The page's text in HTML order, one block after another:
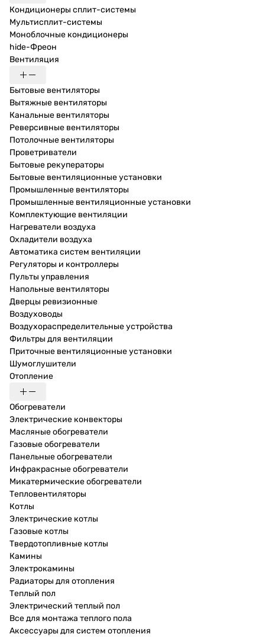
Кондиционеры сплит-системы
Мультисплит-системы
Моноблочные кондиционеры
hide-Фреон
Вентиляция
Бытовые вентиляторы
Вытяжные вентиляторы
Канальные вентиляторы
Реверсивные вентиляторы
Потолочные вентиляторы
Проветриватели
Бытовые рекуператоры
Бытовые вентиляционные установки
Промышленные вентиляторы
Промышленные вентиляционные установки
Комплектующие вентиляции
Нагреватели воздуха
Охладители воздуха
Автоматика систем вентиляции
Регуляторы и контроллеры
Пульты управления
Напольные вентиляторы
Дверцы ревизионные
Воздуховоды
Воздухораспределительные устройства
Фильтры для вентиляции
Приточные вентиляционные установки
Шумоглушители
Отопление
Обогреватели
Электрические конвекторы
Масляные обогреватели
Газовые обогреватели
Панельные обогреватели
Инфракрасные обогреватели
Микатермические обогреватели
Тепловентиляторы
Котлы
Электрические котлы
Газовые котлы
Твердотопливные котлы
Камины
Электрокамины
Радиаторы для отопления
Теплый пол
Электрический теплый пол
Все для монтажа теплого пола
Аксессуары для систем отопления